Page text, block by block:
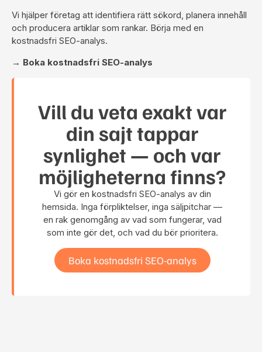
Vi hjälper företag att identifiera rätt sökord, planera innehåll
och producera artiklar som rankar. Börja med en
kostnadsfri SEO-analys.
→ Boka kostnadsfri SEO-analys
Vill du veta exakt var
din sajt tappar
synlighet — och var
möjligheterna finns?
Vi gör en kostnadsfri SEO-analys av din
hemsida. Inga förpliktelser, inga säljpitchar —
en rak genomgång av vad som fungerar, vad
som inte gör det, och vad du bör prioritera.
Boka kostnadsfri SEO-analys